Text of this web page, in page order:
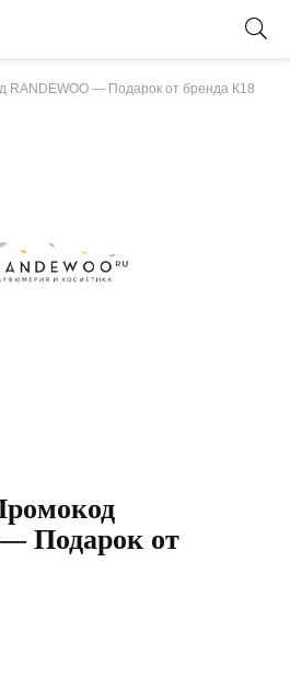
RANDEWOO — Подарок от бренда К18
Подарок от